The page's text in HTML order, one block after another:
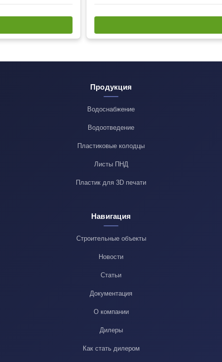
Продукция
Водоснабжение
Водоотведение
Пластиковые колодцы
Листы ПНД
Пластик для 3D печати
Навигация
Строительные объекты
Новости
Статьи
Документация
О компании
Дилеры
Как стать дилером